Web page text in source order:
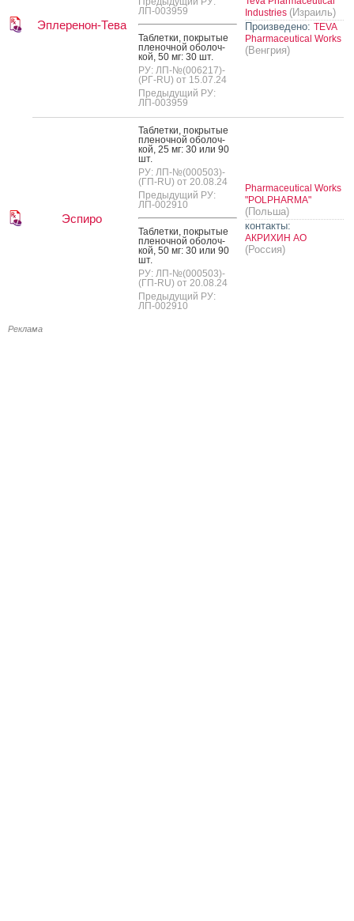
Эплеренон-Тева
ЛП-003959
Таб­летки, пок­ры­тые
пле­ноч­ной обо­лоч­
кой, 50 мг: 30 шт.
РУ: ЛП-№(006217)-
(РГ-RU) от 15.07.24
Предыдущий РУ:
ЛП-003959
Industries (Израиль)
Произведено: TEVA
Pharmaceutical Works
(Венгрия)
Эспиро
Таб­летки, пок­ры­тые
пле­ноч­ной обо­лоч­
кой, 25 мг: 30 или 90
шт.
РУ: ЛП-№(000503)-
(ГП-RU) от 20.08.24
Предыдущий РУ:
ЛП-002910
Таб­летки, пок­ры­тые
пле­ноч­ной обо­лоч­
кой, 50 мг: 30 или 90
шт.
РУ: ЛП-№(000503)-
(ГП-RU) от 20.08.24
Предыдущий РУ:
ЛП-002910
Pharmaceutical Works
"POLPHARMA"
(Польша)
контакты:
АКРИХИН АО
(Россия)
Реклама